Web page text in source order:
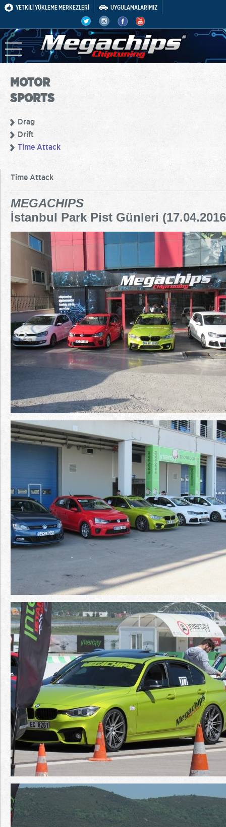
YETKİLİ YÜKLEME MERKEZLERİ UYGULAMALARIMIZ
MOTOR
SPORTS
Drag
Drift
Time Attack
Time Attack
MEGACHIPS
İstanbul Park Pist Günleri